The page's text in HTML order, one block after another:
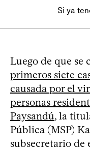
Si ya
Luego de que se
primeros siete
causada por el
personas
Paysandú, la
Pública (MSP)
subsecretario de